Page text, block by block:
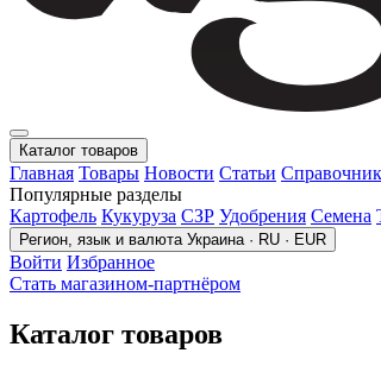
Каталог товаров
Главная Товары Новости Статьи Справочник
Популярные разделы
Картофель Кукуруза СЗР Удобрения Семена
Регион, язык и валюта Украина · RU · EUR
Войти Избранное
Стать магазином-партнёром
Каталог товаров